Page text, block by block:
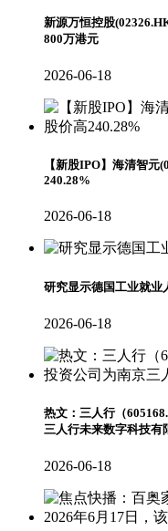
新源万恒控股
800万港元
2026-06-18
【新股IPO】海清智元
240.28%
2026-06-18
研究显示德国工业就业
2026-06-18
热文：三人行（
三人行未来数字科技有
2026-06-18